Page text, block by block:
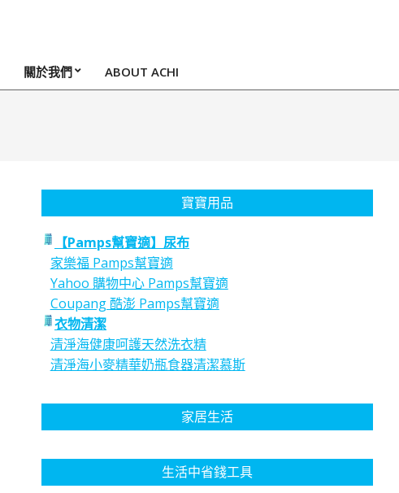
關於我們 ABOUT ACHI
寶寶用品
【Pamps幫寶適】尿布
家樂福 Pamps幫寶適
Yahoo 購物中心 Pamps幫寶適
Coupang 酷澎 Pamps幫寶適
衣物清潔
清淨海健康呵護天然洗衣精
清淨海小麥精華奶瓶食器清潔慕斯
家居生活
生活中省錢工具